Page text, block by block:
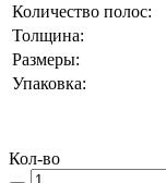
Количество полос:
Толщина:
Размеры:
Упаковка:
Кол-во